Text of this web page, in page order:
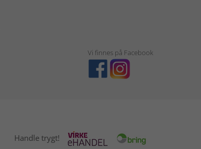
Vi finnes på Facebook
Handle trygt!